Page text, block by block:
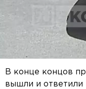
В конце концов
вышли и ответили